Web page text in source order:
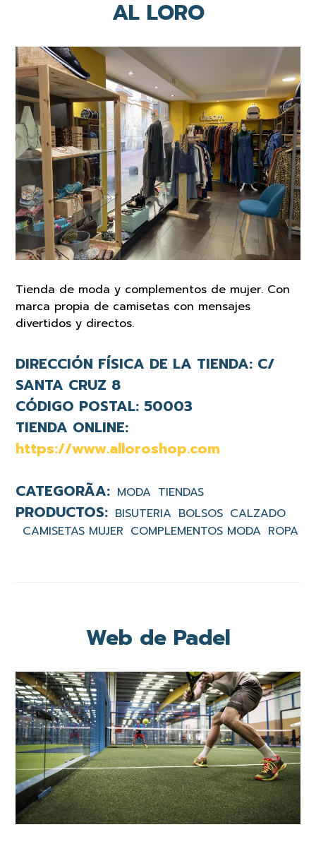
AL LORO
Tienda de moda y complementos de mujer. Con
marca propia de camisetas con mensajes
divertidos y directos.
DIRECCIÓN FÍSICA DE LA TIENDA: C/
SANTA CRUZ 8
CÓDIGO POSTAL: 50003
TIENDA ONLINE:
https://www.alloroshop.com
MODA TIENDAS
BISUTERIA BOLSOS CALZADO
CAMISETAS MUJER COMPLEMENTOS MODA ROPA
Web de Padel